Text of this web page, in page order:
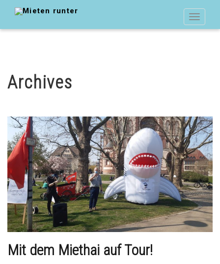
Toggle
Archives
Mit dem Miethai auf Tour!